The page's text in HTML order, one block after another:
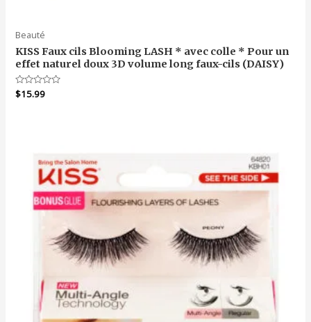
Beauté
KISS Faux cils Blooming LASH * avec colle * Pour un
effet naturel doux 3D volume long faux-cils (DAISY)
Note
0
$15.99